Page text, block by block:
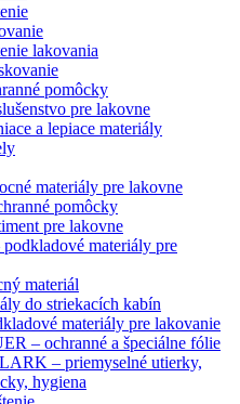
lakovania
pomôcky
pre lakovne
a lepiace materiály
materiály pre lakovne
pomôcky
pre lakovne
materiály pre
materiál
do striekacích kabín
materiály pre lakovanie
– ochranné a špeciálne fólie
– priemyselné utierky,
hygiena